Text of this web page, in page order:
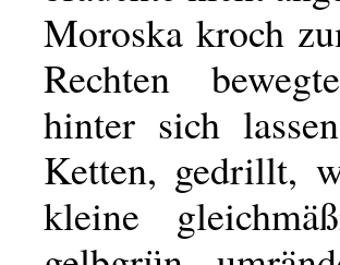
Moroska kroch
Rechten
hinter sich
Ketten, gedrillt,
kleine